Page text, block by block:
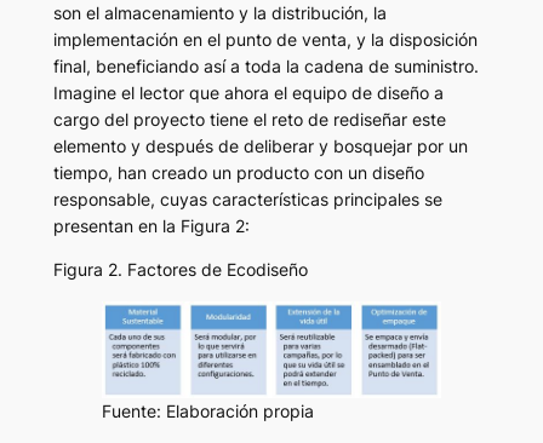
son el almacenamiento y la distribución, la
implementación en el punto de venta, y la disposición
final, beneficiando así a toda la cadena de suministro.
Imagine el lector que ahora el equipo de diseño a
cargo del proyecto tiene el reto de rediseñar este
elemento y después de deliberar y bosquejar por un
tiempo, han creado un producto con un diseño
responsable, cuyas características principales se
presentan en la Figura 2:
Figura 2. Factores de Ecodiseño
Fuente: Elaboración propia